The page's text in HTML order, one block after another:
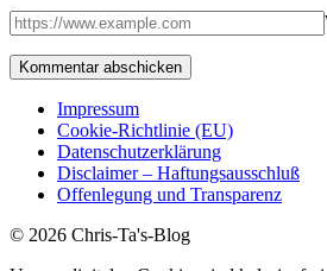
Impressum
Cookie-Richtlinie (EU)
Datenschutzerklärung
Disclaimer – Haftungsausschluß
Offenlegung und Transparenz
© 2026 Chris-Ta's-Blog